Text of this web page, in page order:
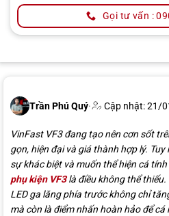
Gọi tư vấn :
Trần Phú Quý· Cập nhật: 21/
VinFast VF3 đang tạo nên cơn sốt
gọn, hiện đại và giá thành hợp lý.
sự khác biệt và muốn thể hiện cá
phụ kiện VF3là điều không thể thiếu.
LED ga lăng phía trước không chỉ
mà còn là điểm nhấn hoàn hảo để cá